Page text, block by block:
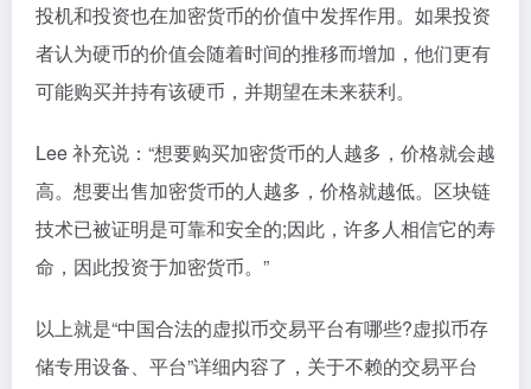
投机和投资也在加密货币的价值中发挥作用。如果投资
者认为硬币的价值会随着时间的推移而增加，他们更有
可能购买并持有该硬币，并期望在未来获利。
Lee 补充说：“想要购买加密货币的人越多，价格就会越
高。想要出售加密货币的人越多，价格就越低。区块链
技术已被证明是可靠和安全的;因此，许多人相信它的寿
命，因此投资于加密货币。”
以上就是“中国合法的虚拟币交易平台有哪些?虚拟币存
储专用设备、平台”详细内容了，关于不赖的交易平台